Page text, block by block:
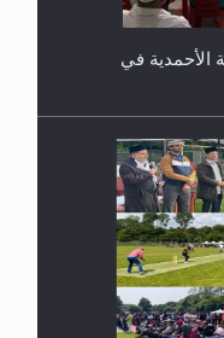
الأحمدية في